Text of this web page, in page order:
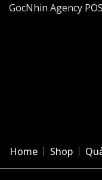
GocNhin Agency
Home Shop